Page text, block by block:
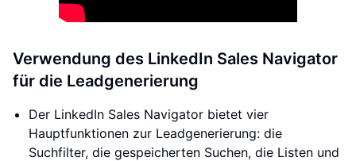
Verwendung des LinkedIn Sales Navigator
für die Leadgenerierung
Der LinkedIn Sales Navigator bietet vier
Hauptfunktionen zur Leadgenerierung: die
Suchfilter, die gespeicherten Suchen, die Listen und